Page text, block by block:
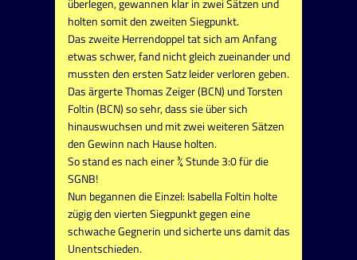
überlegen, gewannen klar in zwei Sätzen und
holten somit den zweiten Siegpunkt.
Das zweite Herrendoppel tat sich am Anfang
etwas schwer, fand nicht gleich zueinander und
mussten den ersten Satz leider verloren geben.
Das ärgerte Thomas Zeiger (BCN) und Torsten
Foltin (BCN) so sehr, dass sie über sich
hinauswuchsen und mit zwei weiteren Sätzen
den Gewinn nach Hause holten.
So stand es nach einer ¾ Stunde 3:0 für die
SGNB!
Nun begannen die Einzel: Isabella Foltin holte
zügig den vierten Siegpunkt gegen eine
schwache Gegnerin und sicherte uns damit das
Unentschieden.